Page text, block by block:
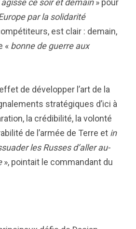
ce soir et demain» pour
par la solidarité
est clair : demain,
« bonne de guerre aux
de développer l’art de la
stratégiques d’ici à
la crédibilité, la volonté
de l’armée de Terre et in
les Russes d’aller au-
», pointait le commandant du